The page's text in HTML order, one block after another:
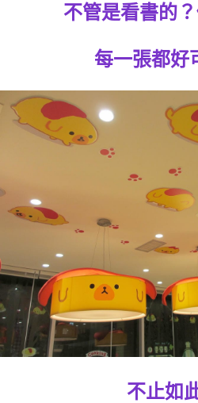
不管是看書的
每一張都好
不止如